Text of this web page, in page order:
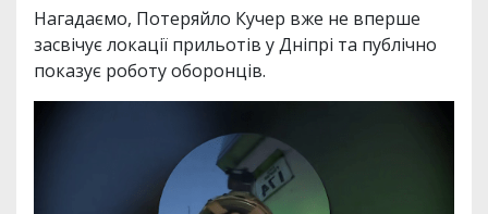
Нагадаємо, Потеряйло Кучер вже не вперше
засвічує локації прильотів у Дніпрі та публічно
показує роботу оборонців.